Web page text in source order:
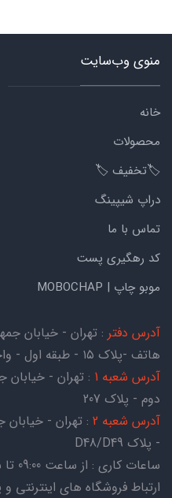
منوی وب‌سایت
خانه
محصولات
🏷️تخفیف 🏷️
دراپ شیپینگ
تماس با ما
کد رهگیری پست
موبو چاپ | MOBOCHAP
آدرس دفتر : تهران - خیابان
هاتف -پلاک ۱۵ - طبقه اول - واحد ۱
آدرس شعبه 1
: تهران - خیابان
دوم - پلاک 207
آدرس شعبه 2
: تهران -
- پلاک D48/D49
ساعات کاری : از ساعت 09:00 تا ساعت 18:00
ارتباط فروشگاه های اینترنتی و